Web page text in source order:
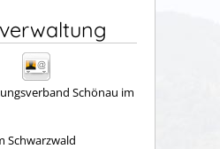
Schönau im
Schwarzwald